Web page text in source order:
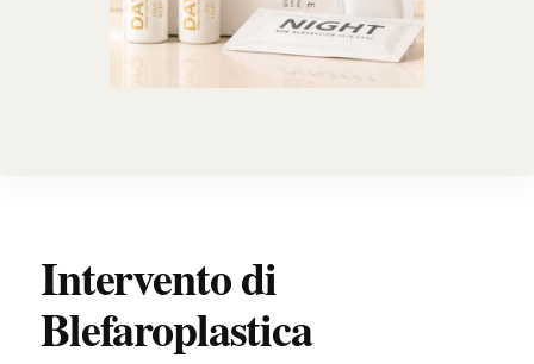
Intervento di
Blefaroplastica